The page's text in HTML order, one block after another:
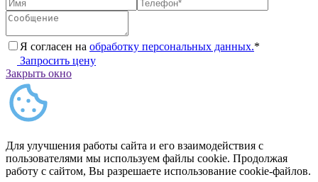
Я согласен на обработку персональных данных.*
Запросить цену
Закрыть окно
Для улучшения работы сайта и его взаимодействия с
пользователями мы используем файлы cookie. Продолжая
работу с сайтом, Вы разрешаете использование cookie-файлов.